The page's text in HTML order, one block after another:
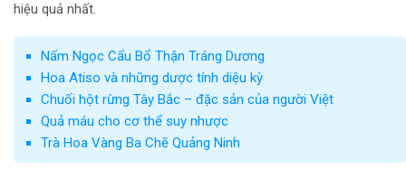
hiệu quả nhất.
Nấm Ngọc Cẩu Bổ Thận Tráng Dương
Hoa Atiso và những dược tính diệu kỳ
Chuối hột rừng Tây Bắc – đặc sản của người Việt
Quả máu cho cơ thể suy nhược
Trà Hoa Vàng Ba Chẽ Quảng Ninh